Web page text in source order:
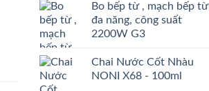
Bo bếp từ , mạch bếp từ
đa năng, công suất
2200W G3
Chai Nước Cốt Nhàu
NONI X68 - 100ml